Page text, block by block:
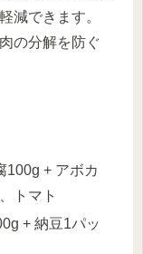
減できます。
の分解を防ぐ
100g + アボカ
トマト
+ 納豆1パッ